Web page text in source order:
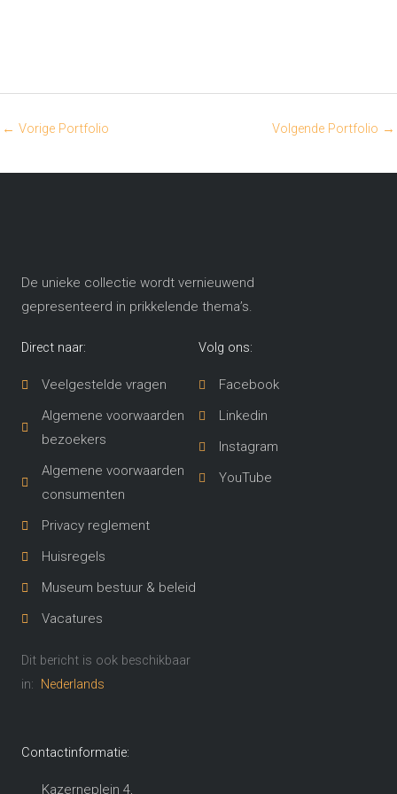
← Vorige Portfolio Volgende Portfolio →
De unieke collectie wordt vernieuwend
gepresenteerd in prikkelende thema’s​.
Direct naar:
Veelgestelde vragen
Algemene voorwaarden
bezoekers
Algemene voorwaarden
consumenten
Privacy reglement
Huisregels
Museum bestuur & beleid
Vacatures
Dit bericht is ook beschikbaar
in: Nederlands
Volg ons:
Facebook
Linkedin
Instagram
YouTube
Contactinformatie:
Kazerneplein 4,